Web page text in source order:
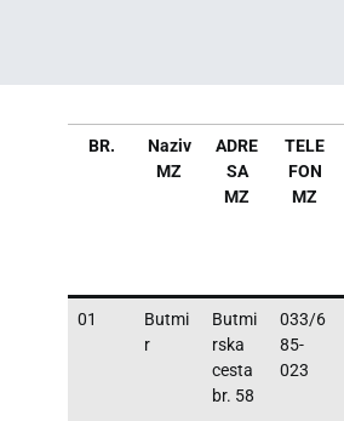
BR.
Naziv
MZ
ADRE
SA
MZ
TELE
FON
MZ
01
Butmi
r
Butmi
rska
cesta
br. 58
033/6
85-
023